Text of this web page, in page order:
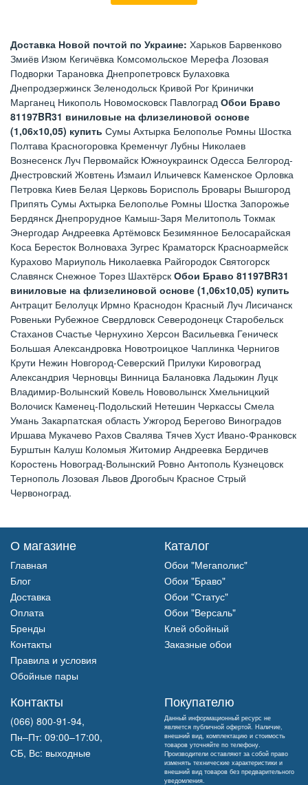
Доставка Новой почтой по Украине: Харьков Барвенково
Змиёв Изюм Кегичёвка Комсомольское Мерефа Лозовая
Подворки Тарановка Днепропетровск Булаховка
Днепродзержинск Зеленодольск Кривой Рог Кринички
Марганец Никополь Новомосковск Павлоград Обои Браво
81197BR31 виниловые на флизелиновой основе
(1,06х10,05) купить Сумы Ахтырка Белополье Ромны Шостка
Полтава Красногоровка Кременчуг Лубны Николаев
Вознесенск Луч Первомайск Южноукраинск Одесса Белгород-
Днестровский Жовтень Измаил Ильичевск Каменское Орловка
Петровка Киев Белая Церковь Борисполь Бровары Вышгород
Припять Сумы Ахтырка Белополье Ромны Шостка Запорожье
Бердянск Днепрорудное Камыш-Заря Мелитополь Токмак
Энергодар Андреевка Артёмовск Безимянное Белосарайская
Коса Бересток Волноваха Зугрес Краматорск Красноармейск
Курахово Мариуполь Николаевка Райгородок Святогорск
Славянск Снежное Торез Шахтёрск Обои Браво 81197BR31
виниловые на флизелиновой основе (1,06х10,05) купить
Антрацит Белолуцк Ирмно Краснодон Красный Луч Лисичанск
Ровеньки Рубежное Свердловск Северодонецк Старобельск
Стаханов Счастье Чернухино Херсон Васильевка Геническ
Большая Александровка Новотроицкое Чаплинка Чернигов
Крути Нежин Новгород-Северский Прилуки Кировоград
Александрия Черновцы Винница Балановка Ладыжин Луцк
Владимир-Волынский Ковель Нововолынск Хмельницкий
Волочиск Каменец-Подольский Нетешин Черкассы Смела
Умань Закарпатская область Ужгород Берегово Виноградов
Иршава Мукачево Рахов Свалява Тячев Хуст Ивано-Франковск
Бурштын Калуш Коломыя Житомир Андреевка Бердичев
Коростень Новоград-Волынский Ровно Антополь Кузнецовск
Тернополь Лозовая Львов Дрогобыч Красное Стрый
Червоноград.
О магазине
Главная
Блог
Доставка
Оплата
Бренды
Контакты
Правила и условия
Обойные пары
Каталог
Обои "Мегаполис"
Обои "Браво"
Обои "Статус"
Обои "Версаль"
Клей обойный
Заказные обои
Контакты
(066) 800-91-94,
Пн–Пт: 09:00–17:00,
СБ, Вс: выходные
Покупателю
Данный информационный ресурс не
является публичной офертой. Наличие,
внешний вид, комплектацию и стоимость
товаров уточняйте по телефону.
Производители оставляют за собой право
изменять технические характеристики и
внешний вид товаров без предварительного
уведомления.